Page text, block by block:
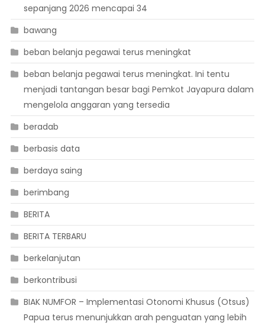
sepanjang 2026 mencapai 34
bawang
beban belanja pegawai terus meningkat
beban belanja pegawai terus meningkat. Ini tentu
menjadi tantangan besar bagi Pemkot Jayapura dalam
mengelola anggaran yang tersedia
beradab
berbasis data
berdaya saing
berimbang
BERITA
BERITA TERBARU
berkelanjutan
berkontribusi
BIAK NUMFOR – Implementasi Otonomi Khusus (Otsus)
Papua terus menunjukkan arah penguatan yang lebih